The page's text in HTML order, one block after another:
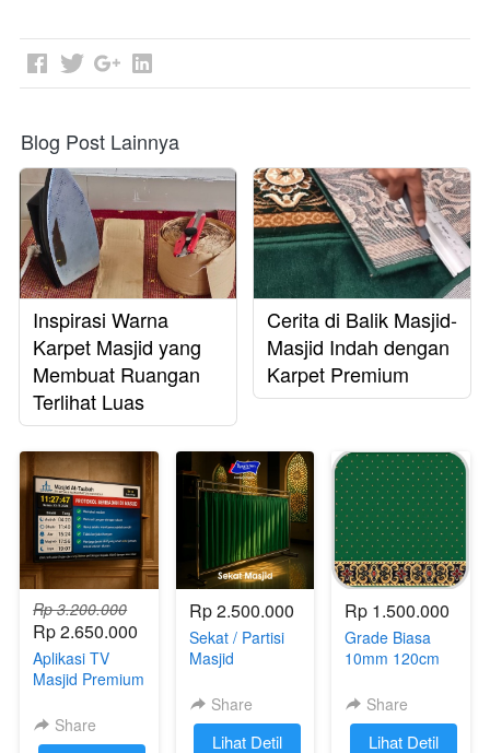
Blog Post Lainnya
Inspirasi Warna
Karpet Masjid yang
Membuat Ruangan
Terlihat Luas
Cerita di Balik Masjid-
Masjid Indah dengan
Karpet Premium
Rp 3.200.000
Rp 2.650.000
Aplikasi TV
Masjid Premium
Share
Rp 2.500.000
Sekat / Partisi
Masjid
Share
`Lihat Detil
Rp 1.500.000
Grade Biasa
10mm 120cm
Share
`Lihat Detil